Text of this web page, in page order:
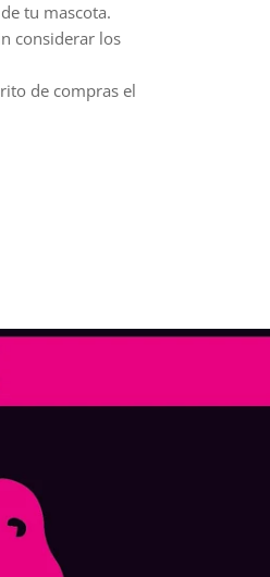
tu mascota.
considerar los
de compras el